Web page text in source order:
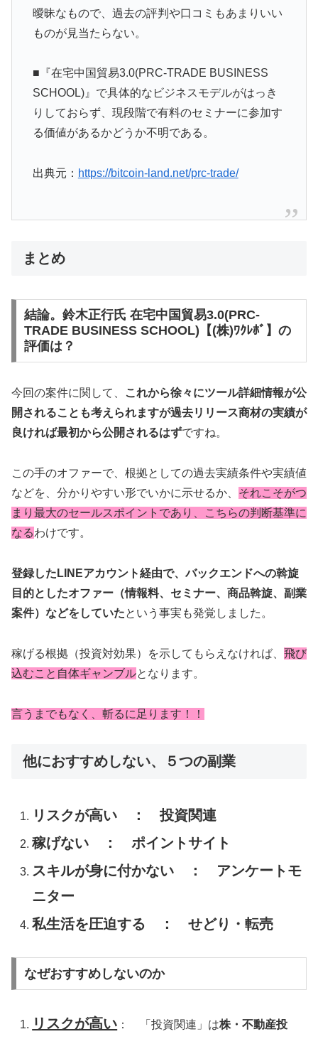
曖昧なもので、過去の評判や口コミもあまりいい
ものが見当たらない。
■『在宅中国貿易3.0(PRC-TRADE BUSINESS
SCHOOL)』で具体的なビジネスモデルがはっき
りしておらず、現段階で有料のセミナーに参加す
る価値があるかどうか不明である。
出典元： https://bitcoin-land.net/prc-trade/
まとめ
結論。鈴木正行氏 在宅中国貿易3.0(PRC-
TRADE BUSINESS SCHOOL)【(株)ﾜｸﾚﾎﾞ】の
評価は？
今回の案件に関して、
これから徐々にツール詳細情報が公
開されることも考えられますが過去リリース商材の実績が
良ければ最初から公開されるはずですね。
この手のオファーで、根拠としての過去実績条件や実績値
などを、分かりやすい形でいかに示せるか、 それこそがつ
まり最大のセールスポイントであり、こちらの判断基準に
なるわけです。
登録したLINEアカウント経由で、バックエンドへの斡旋
目的としたオファー（情報料、セミナー、商品斡旋、副業
案件）などをしていたという事実も発覚しました。
稼げる根拠（投資対効果）を示してもらえなければ、 飛び
込むこと自体ギャンブルとなります。
言うまでもなく、斬るに足ります！！
他におすすめしない、５つの副業
リスクが高い ： 投資関連
稼げない ： ポイントサイト
スキルが身に付かない ： アンケートモ
ニター
私生活を圧迫する ： せどり・転売
なぜおすすめしないのか
リスクが高い ： 「投資関連」は株・不動産投